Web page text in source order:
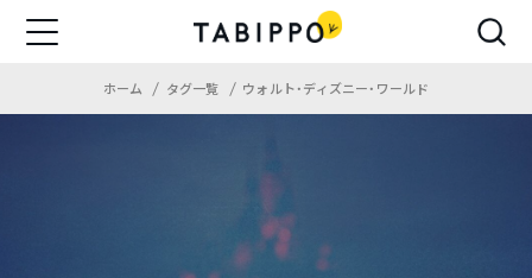
ホーム タグ一覧 ウォルト・ディズニー・ワールド